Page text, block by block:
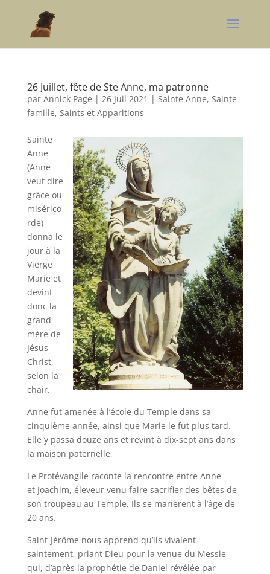
26 Juillet, fête de Ste Anne, ma patronne
par Annick Page | 26 Juil 2021 | Sainte Anne, Sainte
famille, Saints et Apparitions
Sainte
Anne
(Anne
veut dire
grâce ou
misérico
rde)
donna le
jour à la
Vierge
Marie et
devint
donc la
grand-
mère de
Jésus-
Christ,
selon la
chair.
Anne fut amenée à l’école du Temple dans sa
cinquième année, ainsi que Marie le fut plus tard.
Elle y passa douze ans et revint à dix-sept ans dans
la maison paternelle,
Le Protévangile raconte la rencontre entre Anne
et Joachim, éleveur venu faire sacrifier des bêtes de
son troupeau au Temple. Ils se marièrent à l’âge de
20 ans.
Saint-Jérôme nous apprend qu’ils vivaient
saintement, priant Dieu pour la venue du Messie
qui, d’après la prophétie de Daniel révélée par